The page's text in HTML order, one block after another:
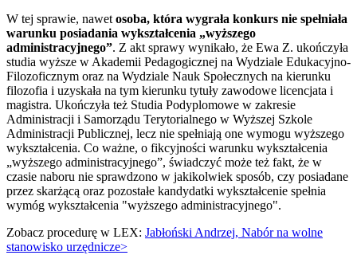
W tej sprawie, nawetosoba, która wygrała konkurs nie spełniała
warunku posiadania wykształcenia „wyższego
administracyjnego”. Z akt sprawy wynikało, że Ewa Z. ukończyła
studia wyższe w Akademii Pedagogicznej na Wydziale Edukacyjno-
Filozoficznym oraz na Wydziale Nauk Społecznych na kierunku
filozofia i uzyskała na tym kierunku tytuły zawodowe licencjata i
magistra. Ukończyła też Studia Podyplomowe w zakresie
Administracji i Samorządu Terytorialnego w Wyższej Szkole
Administracji Publicznej, lecz nie spełniają one wymogu wyższego
wykształcenia. Co ważne, o fikcyjności warunku wykształcenia
„wyższego administracyjnego”, świadczyć może też fakt, że w
czasie naboru nie sprawdzono w jakikolwiek sposób, czy posiadane
przez skarżącą oraz pozostałe kandydatki wykształcenie spełnia
wymóg wykształcenia "wyższego administracyjnego".
Zobacz procedurę w LEX: Jabłoński Andrzej, Nabór na wolne
stanowisko urzędnicze>